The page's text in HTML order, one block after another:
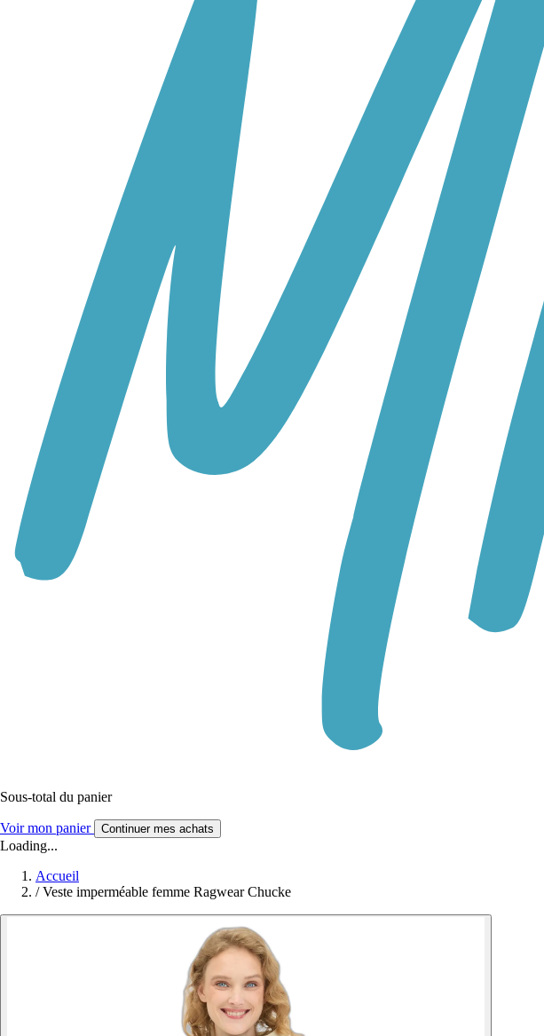
Sous-total du panier
Voir mon panier Continuer mes achats
Loading...
Accueil
/ Veste imperméable femme Ragwear Chucke